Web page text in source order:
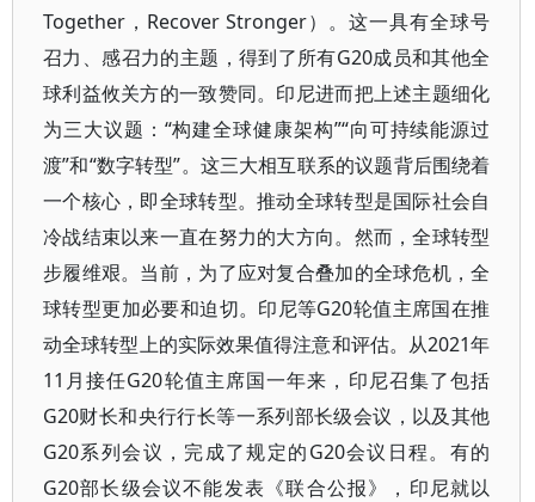
Together，Recover Stronger）。这一具有全球号
召力、感召力的主题，得到了所有G20成员和其他全
球利益攸关方的一致赞同。印尼进而把上述主题细化
为三大议题：“构建全球健康架构”“向可持续能源过
渡”和“数字转型”。这三大相互联系的议题背后围绕着
一个核心，即全球转型。推动全球转型是国际社会自
冷战结束以来一直在努力的大方向。然而，全球转型
步履维艰。当前，为了应对复合叠加的全球危机，全
球转型更加必要和迫切。印尼等G20轮值主席国在推
动全球转型上的实际效果值得注意和评估。从2021年
11月接任G20轮值主席国一年来，印尼召集了包括
G20财长和央行行长等一系列部长级会议，以及其他
G20系列会议，完成了规定的G20会议日程。有的
G20部长级会议不能发表《联合公报》，印尼就以